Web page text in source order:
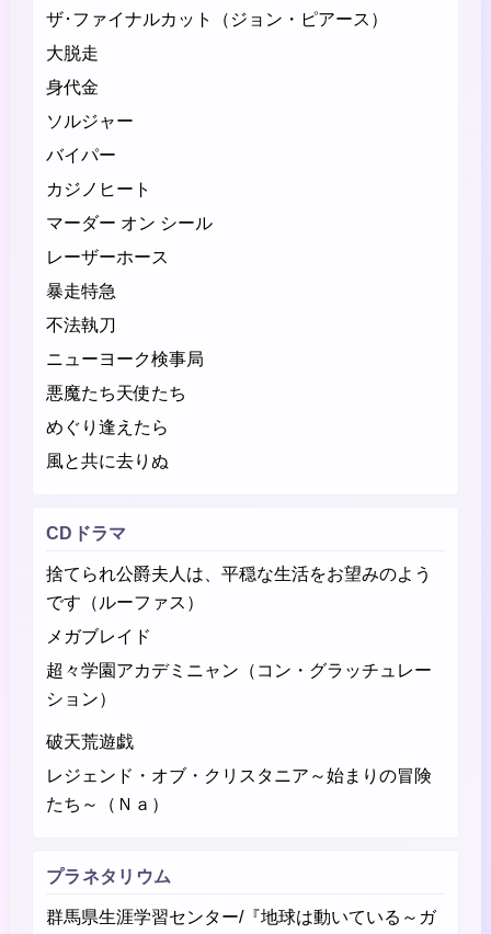
ザ･ファイナルカット（ジョン・ピアース）
大脱走
身代金
ソルジャー
バイパー
カジノヒート
マーダー オン シール
レーザーホース
暴走特急
不法執刀
ニューヨーク検事局
悪魔たち天使たち
めぐり逢えたら
風と共に去りぬ
CDドラマ
捨てられ公爵夫人は、平穏な生活をお望みのよう
です（ルーファス）
メガブレイド
超々学園アカデミニャン（コン・グラッチュレー
ション）
破天荒遊戯
レジェンド・オブ・クリスタニア～始まりの冒険
たち～（Ｎａ）
プラネタリウム
群馬県生涯学習センター/『地球は動いている～ガ